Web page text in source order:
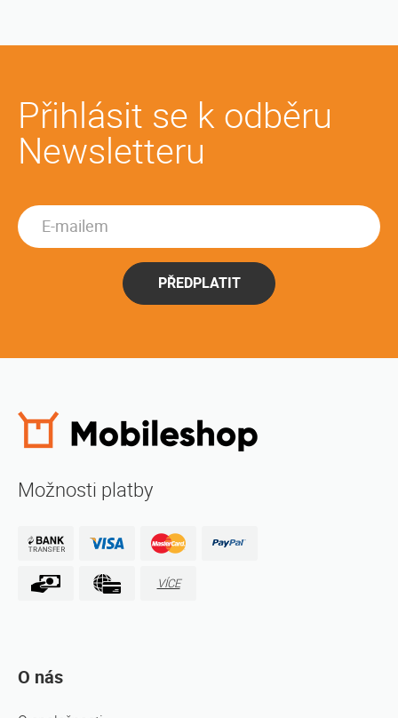
Přihlásit se k odběru
Newsletteru
PŘEDPLATIT
Možnosti platby
VÍCE
O nás